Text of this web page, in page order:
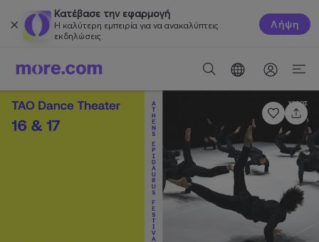
Κατέβασε την εφαρμογή
Η καλύτερη εμπειρία για να ανακαλύπτεις
εκδηλώσεις.
Λήψη